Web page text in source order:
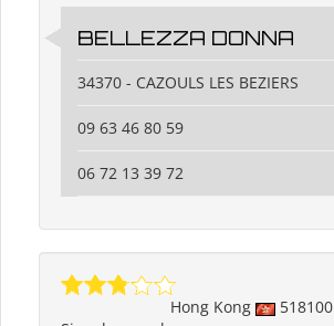
BELLEZZA DONNA
34370 - CAZOULS LES BEZIERS
09 63 46 80 59
06 72 13 39 72
Hong Kong 518100